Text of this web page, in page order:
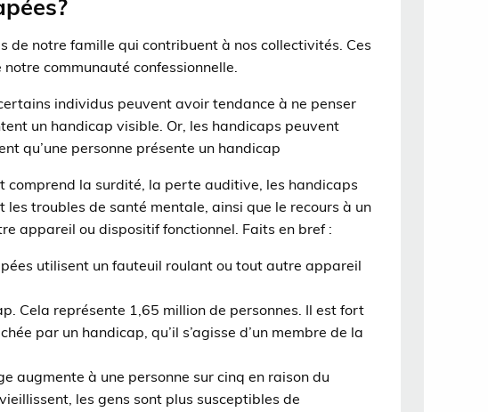
de notre famille qui contribuent à nos collectivités. Ces
communauté confessionnelle.
individus peuvent avoir tendance à ne penser
un handicap visible. Or, les handicaps peuvent
qu’une personne présente un handicap
comprend la surdité, la perte auditive, les handicaps
troubles de santé mentale, ainsi que le recours à un
appareil ou dispositif fonctionnel. Faits en bref :
utilisent un fauteuil roulant ou tout autre appareil
Cela représente 1,65 million de personnes. Il est fort
par un handicap, qu’il s’agisse d’un membre de la
augmente à une personne sur cinq en raison du
les gens sont plus susceptibles de